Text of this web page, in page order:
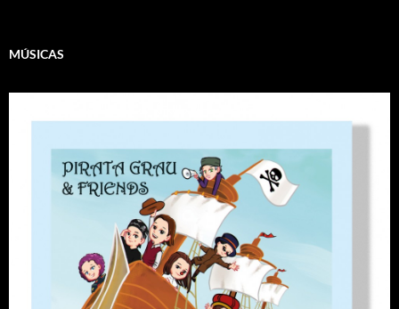
MÚSICAS